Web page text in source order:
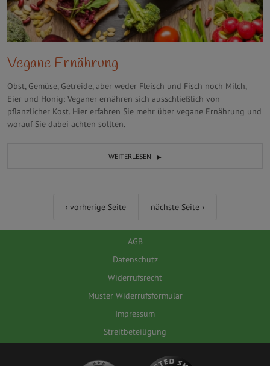
Vegane Ernährung
Obst, Gemüse, Getreide, aber weder Fleisch und Fisch noch Milch,
Eier und Honig: Veganer ernähren sich ausschließlich von
pflanzlicher Kost. Hier erfahren Sie mehr über vegane Ernährung und
worauf Sie dabei achten sollten.
WEITERLESEN
‹ vorherige Seite nächste Seite ›
AGB
Datenschutz
Widerrufsrecht
Muster Widerrufsformular
Impressum
Streitbeteiligung